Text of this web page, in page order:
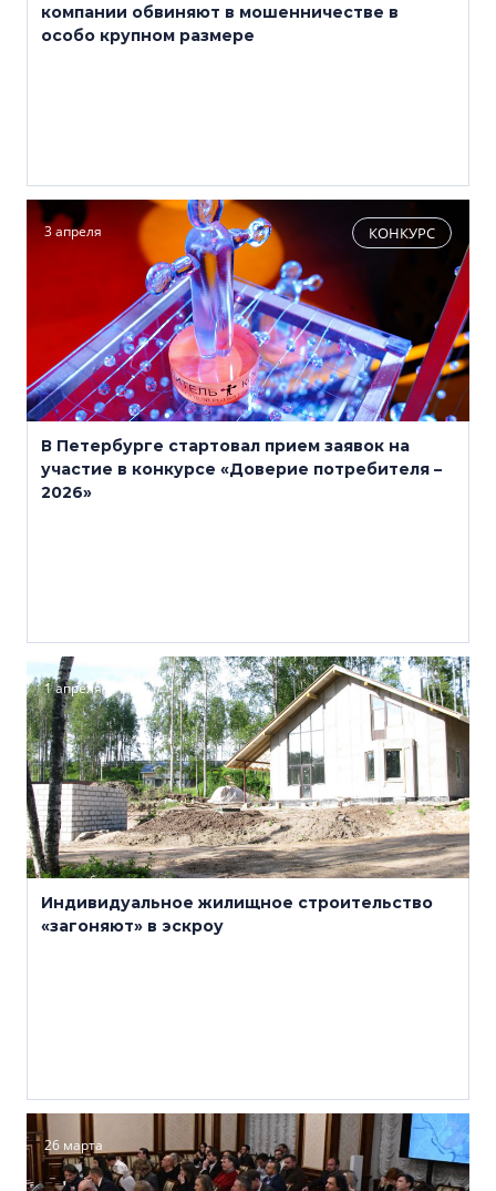
компании обвиняют в мошенничестве в
особо крупном размере
3 апреля КОНКУРС
В Петербурге стартовал прием заявок на
участие в конкурсе «Доверие потребителя –
2026»
1 апреля
Индивидуальное жилищное строительство
«загоняют» в эскроу
26 марта